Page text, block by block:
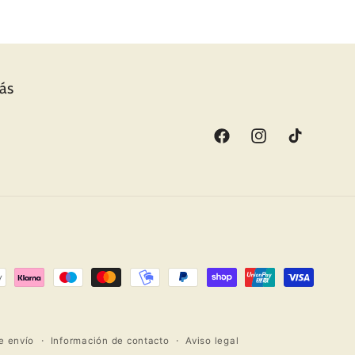
FacebookInstagramTikTok
envío Información de contacto Aviso legal